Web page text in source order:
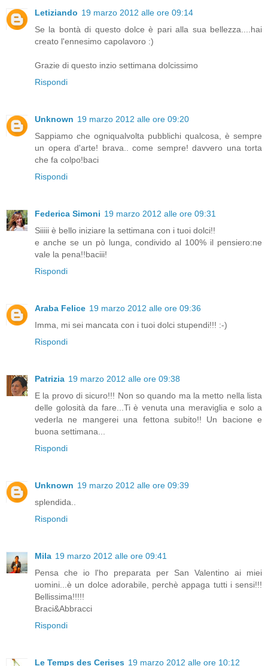
Letiziando 19 marzo 2012 alle ore 09:14
Se la bontà di questo dolce è pari alla sua bellezza....hai
creato l'ennesimo capolavoro :)
Grazie di questo inzio settimana dolcissimo
Rispondi
Unknown 19 marzo 2012 alle ore 09:20
Sappiamo che ogniqualvolta pubblichi qualcosa, è sempre
un opera d'arte! brava.. come sempre! davvero una torta
che fa colpo!baci
Rispondi
Federica Simoni 19 marzo 2012 alle ore 09:31
Siiiii è bello iniziare la settimana con i tuoi dolci!!
e anche se un pò lunga, condivido al 100% il pensiero:ne
vale la pena!!baciii!
Rispondi
Araba Felice 19 marzo 2012 alle ore 09:36
Imma, mi sei mancata con i tuoi dolci stupendi!!! :-)
Rispondi
Patrizia 19 marzo 2012 alle ore 09:38
E la provo di sicuro!!! Non so quando ma la metto nella lista
delle golosità da fare...Ti è venuta una meraviglia e solo a
vederla ne mangerei una fettona subito!! Un bacione e
buona settimana...
Rispondi
Unknown 19 marzo 2012 alle ore 09:39
splendida..
Rispondi
Mila 19 marzo 2012 alle ore 09:41
Pensa che io l'ho preparata per San Valentino ai miei
uomini...è un dolce adorabile, perchè appaga tutti i sensi!!!
Bellissima!!!!!
Braci&Abbracci
Rispondi
Le Temps des Cerises 19 marzo 2012 alle ore 10:12